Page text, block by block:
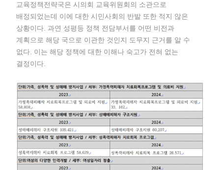
교육정책전략국은 시의회 교육위원회의 소관으로
배정되었는데 이에 대한 시민사회의 반발 또한 적지 않은
상황이다. 과연 성평등 정책 전담부서를 어떤 비전과
계획으로 해당 국으로 이관한 것인지 도무지 근거를 알 수
없다. 이는 해당 정책에 대한 이해나 숙고가 전혀 없는
결정이다.